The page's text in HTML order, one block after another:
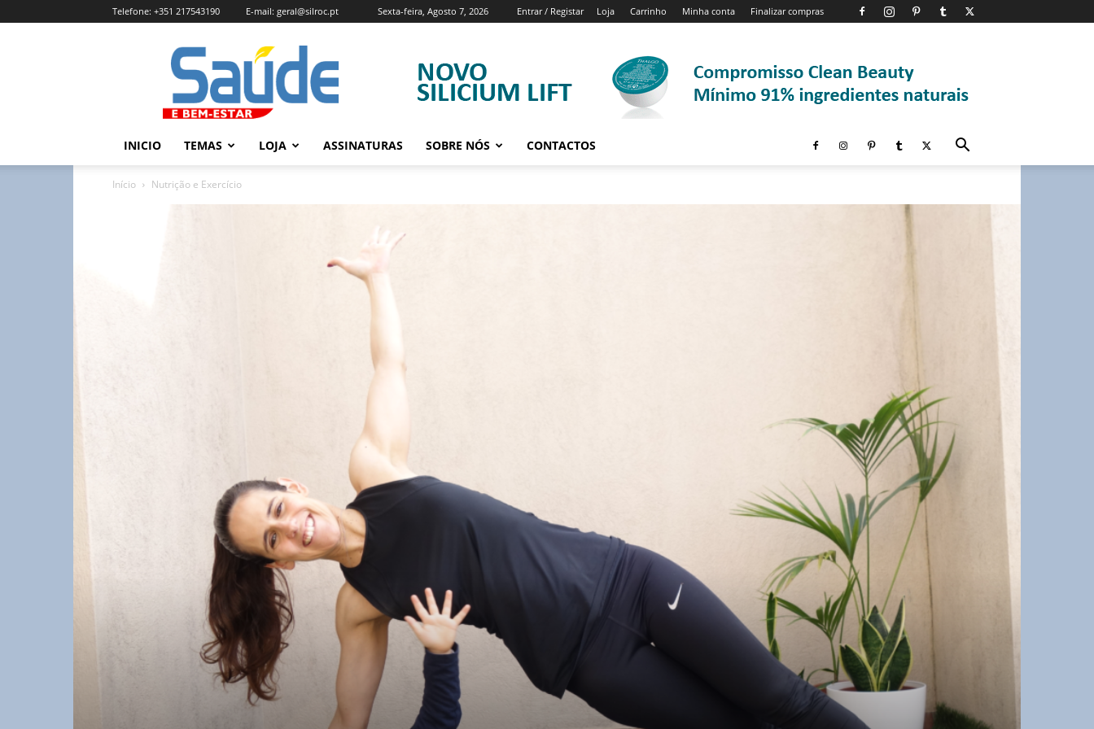
Sexta-feira, Agosto 7, 2026 Entrar / Registar Loja Carrinho Minha conta Finalizar compras
Telefone: +351 217543190 E-mail: geral@silroc.pt
Revista
Saúde
e
Bem
Estar
Edição
INICIO TEMAS LOJA ASSINATURAS SOBRE NÓS CONTACTOS
Início Nutrição e Exercício